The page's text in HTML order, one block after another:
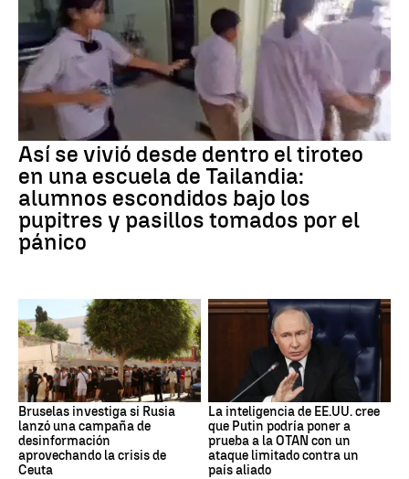
Así se vivió desde dentro el tiroteo
en una escuela de Tailandia:
alumnos escondidos bajo los
pupitres y pasillos tomados por el
pánico
Bruselas investiga si Rusia
lanzó una campaña de
desinformación
aprovechando la crisis de
Ceuta
La inteligencia de EE.UU. cree
que Putin podría poner a
prueba a la OTAN con un
ataque limitado contra un
país aliado